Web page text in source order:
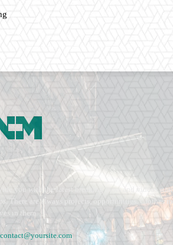
you with the latest breaking news and videos
There are always projects, opportunities. Clothes
in them.
contact@yoursite.com